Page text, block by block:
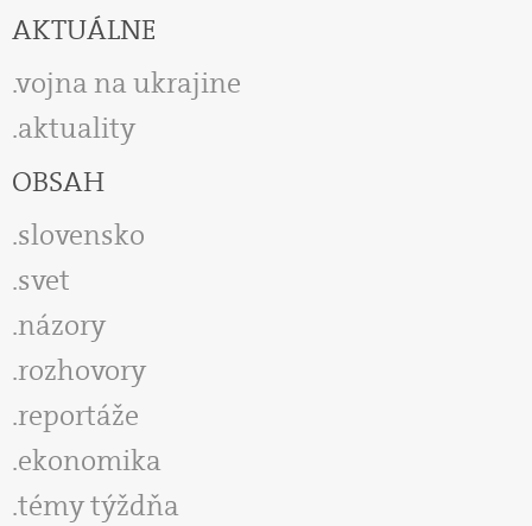
AKTUÁLNE
vojna na ukrajine
aktuality
OBSAH
slovensko
svet
názory
rozhovory
reportáže
ekonomika
témy týždňa